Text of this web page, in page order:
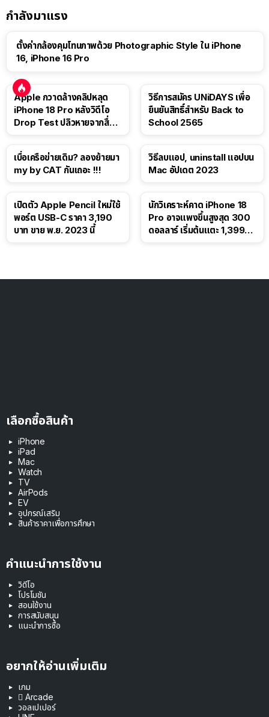
กำลังมาแรง
ตั้งค่ากล้องคุมโทนภาพด้วย Photographic Style ใน iPhone
16, iPhone 16 Pro
Apple กวาดล้างคลิปหลุด
iPhone 18 Pro หลังวิดีโอ
Drop Test ปลิวหายจากสื่อ
วิธีการสมัคร UNiDAYS เพื่อ
ยืนยันสิทธิ์สำหรับ Back to
School 2565
เบื่อเครือข่ายเดิม? ลองย้ายมา
my by CAT กันเถอะ !!!
วิธีลบแอป, uninstall แอปบน
Mac อัปเดต 2023
เปิดตัว Apple Pencil ใหม่ใช้
พอร์ต USB-C ราคา 3,190
บาท ขาย พ.ย. 2023 นี้
นักวิเคราะห์คาด iPhone 18
Pro อาจแพงขึ้นสูงสุด 300
ดอลลาร์ เริ่มต้นแตะ 1,399
เลือกซื้อสินค้า
iPhone
iPad
Mac
Watch
TV
AirPods
EV
อุปกรณ์เสริม
สินค้าราคาเพื่อการศึกษา
คำแนะนำการใช้งาน
วิดีโอ
โปรโมชัน
สอนใช้งาน
การสนับสนุน
แนะนำการซื้อ
อยากให้อ่านเพิ่มเติม
เกม
 Arcade
วอลเปเปอร์